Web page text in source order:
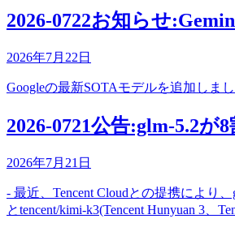
2026-0722お知らせ
2026年7月22日
Googleの最新SOTAモデルを追加しまし
2026-0721公告:glm-5.2が
2026年7月21日
- 最近、Tencent Cloudとの提携により
とtencent/kimi-k3(Tencent Hunyuan 3、